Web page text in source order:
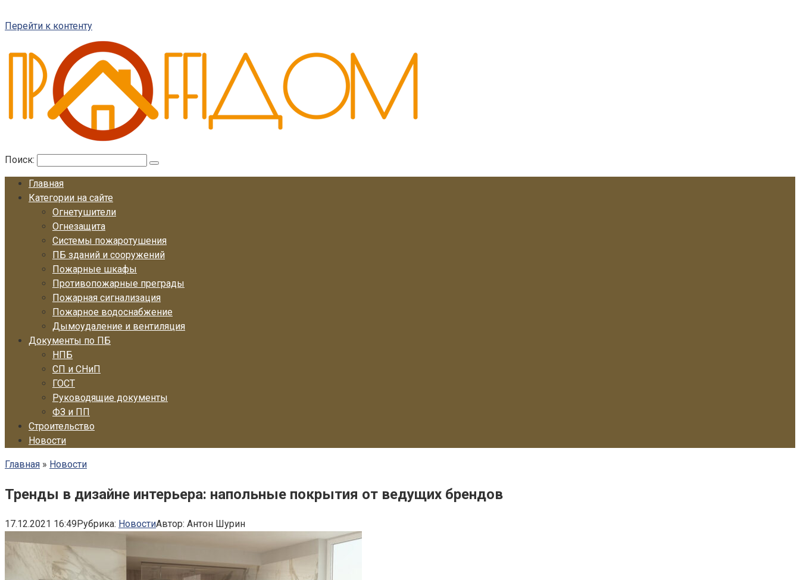
Перейти к контенту
Поиск:
Главная
Категории на сайте
Огнетушители
Огнезащита
Системы пожаротушения
ПБ зданий и сооружений
Пожарные шкафы
Противопожарные преграды
Пожарная сигнализация
Пожарное водоснабжение
Дымоудаление и вентиляция
Документы по ПБ
НПБ
СП и СНиП
ГОСТ
Руководящие документы
ФЗ и ПП
Строительство
Новости
Главная » Новости
Тренды в дизайне интерьера: напольные покрытия от ведущих брендов
17.12.2021 16:49Рубрика: НовостиАвтор: Антон Шурин